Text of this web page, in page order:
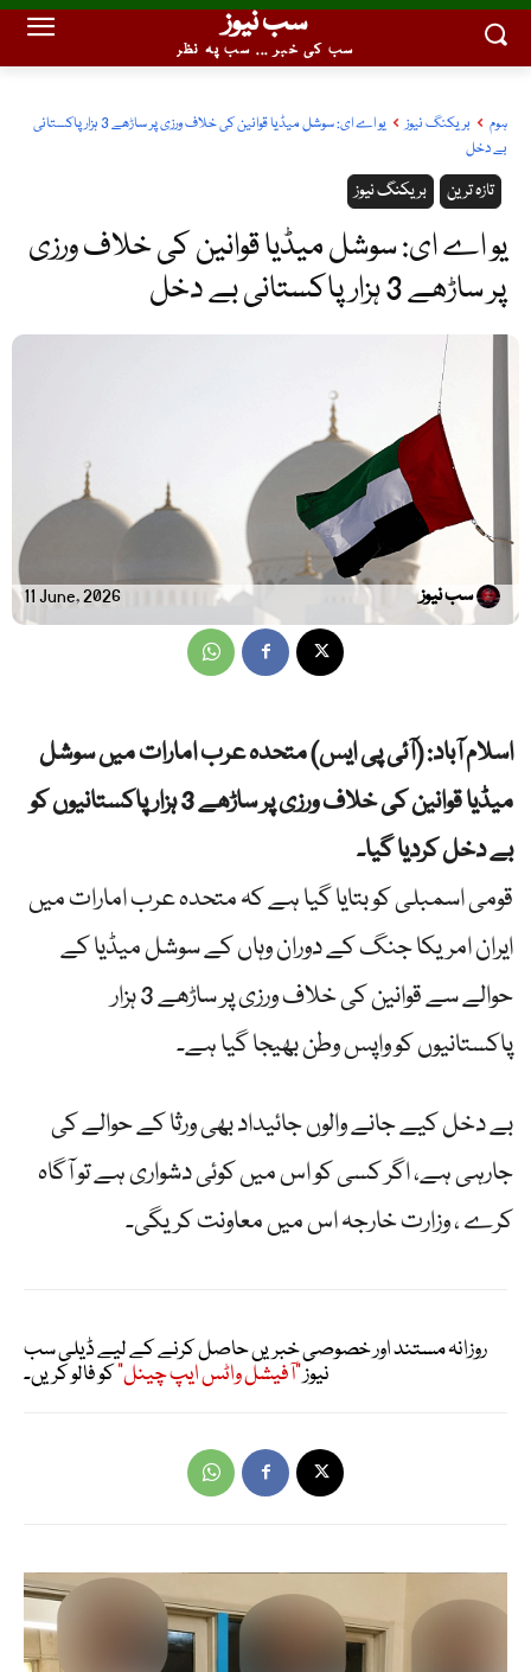
سب نیوز
سب کی خبر ... سب پہ نظر
ہوم بریکنگ نیوز
یو اے ای: سوشل میڈیا قوانین کی خلاف ورزی پر ساڑھے 3 ہزار پاکستانی
بے دخل
بریکنگ نیوز تازہ ترین
یو اے ای: سوشل میڈیا قوانین کی خلاف ورزی
پر ساڑھے 3 ہزار پاکستانی بے دخل
11 June, 2026 سب نیوز
اسلام آباد: (آئی پی ایس) متحدہ عرب امارات میں سوشل
میڈیا قوانین کی خلاف ورزی پر ساڑھے 3 ہزار پاکستانیوں کو
بے دخل کردیا گیا۔
قومی اسمبلی کو بتایا گیا ہے کہ متحدہ عرب امارات میں
ایران امریکا جنگ کے دوران وہاں کے سوشل میڈیا کے
حوالے سے قوانین کی خلاف ورزی پر ساڑھے 3 ہزار
پاکستانیوں کو واپس وطن بھیجا گیا ہے۔
بے دخل کیے جانے والوں جائیداد بھی ورثا کے حوالے کی
جارہی ہے، اگر کسی کو اس میں کوئی دشواری ہے تو آگاہ
کرے ، وزارت خارجہ اس میں معاونت کریگی۔
روزانہ مستند اور خصوصی خبریں حاصل کرنے کے لیے ڈیلی سب
نیوز"آفیشل واٹس ایپ چینل"کو فالو کریں۔